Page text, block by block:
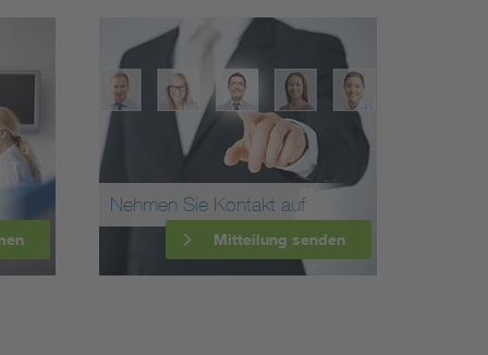
Nehmen Sie Kontakt auf
Mitteilung senden